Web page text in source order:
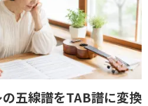
五線譜をTAB譜に変換